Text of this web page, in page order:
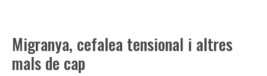
Migranya, cefalea tensional i altres
mals de cap